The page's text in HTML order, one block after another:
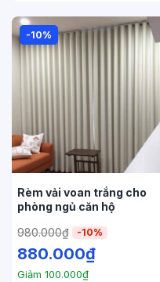
-10%
Rèm vải voan trắng cho
phòng ngủ căn hộ
980.000₫ -10%
880.000₫
Giảm 100.000₫